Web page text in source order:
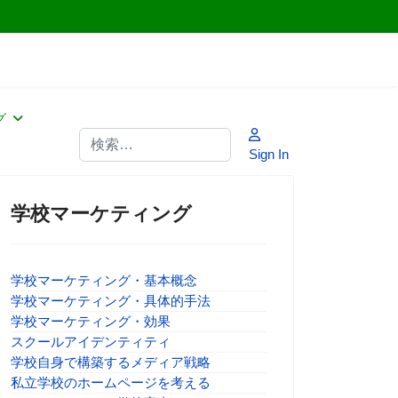
検索
Sign In
学校マーケティング
学校マーケティング・基本概念
学校マーケティング・具体的手法
学校マーケティング・効果
スクールアイデンティティ
学校自身で構築するメディア戦略
私立学校のホームページを考える